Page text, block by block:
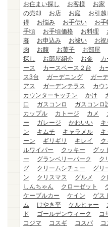
お住まい探し
お客様 お家
の売却
お店 お庭 お引越
得
お悩み お手伝い お手
手頃
お手頃価格 お料理
暮
お申込み お祓い お祝
肉
お腹 お菓子 お部屋
探し
お部屋紹介 お金
カ
ース
カースペース２台
カ
ス3台
ガーデニング
ガー
アス
ガーデンテラス
カウ
カウンターキッチン
かけ
口
ガスコンロ
ガスコンロ
カップル
カトージ カメ
ー
ガレージ かわいい
キ
ン
キムチ キャラメル
キ
ーン
ギリギリ キレイ
ク
ルワイパー
クッキー
グッ
ー
グランベリーパーク
ク
グ
クリームシチュー
グリ
ン
クリスマス グルメ
ク
しんちゃん
クローゼット
ケーブルカー
ケイン
ゲス
ム
けやき平 ケルヒャー
ド
ゴールデンウィーク
コ
コジマ
コスギ コスパ
コ